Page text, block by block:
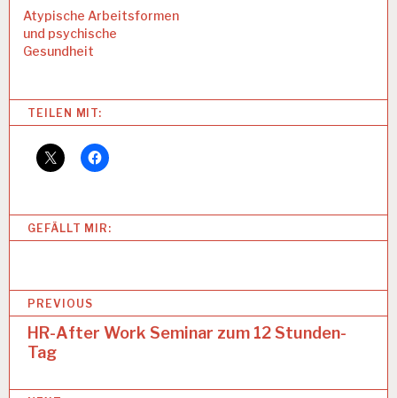
Atypische Arbeitsformen
und psychische
Gesundheit
Categories:
A
R
B
U
N
S
U
N
D
TEILEN MIT:
GEFÄLLT MIR:
BPREVIOUS
HR-After Work Seminar zum 12 Stunden-
Tag